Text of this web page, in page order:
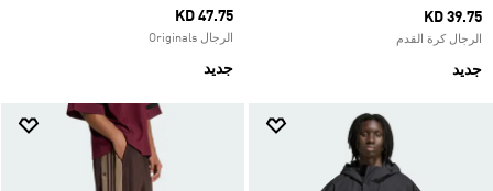
KD 39.75
الرجال كرة القدم
جديد
KD 47.75
الرجال Originals
جديد